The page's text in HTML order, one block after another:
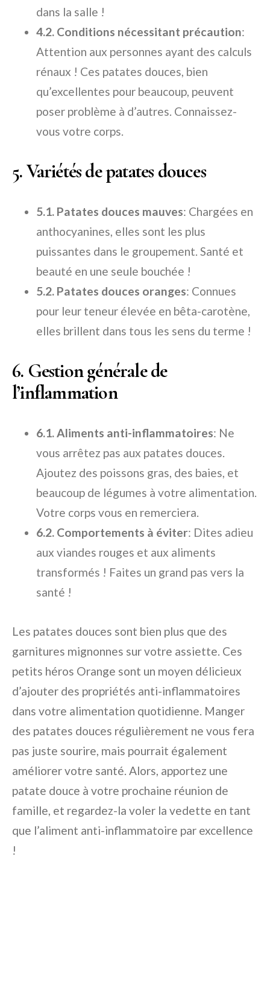
dans la salle !
4.2. Conditions nécessitant précaution:
Attention aux personnes ayant des calculs
rénaux ! Ces patates douces, bien
qu’excellentes pour beaucoup, peuvent
poser problème à d’autres. Connaissez-
vous votre corps.
5. Variétés de patates douces
5.1. Patates douces mauves: Chargées en
anthocyanines, elles sont les plus
puissantes dans le groupement. Santé et
beauté en une seule bouchée !
5.2. Patates douces oranges: Connues
pour leur teneur élevée en bêta-carotène,
elles brillent dans tous les sens du terme !
6. Gestion générale de
l’inflammation
6.1. Aliments anti-inflammatoires: Ne
vous arrêtez pas aux patates douces.
Ajoutez des poissons gras, des baies, et
beaucoup de légumes à votre alimentation.
Votre corps vous en remerciera.
6.2. Comportements à éviter: Dites adieu
aux viandes rouges et aux aliments
transformés ! Faites un grand pas vers la
santé !
Les patates douces sont bien plus que des
garnitures mignonnes sur votre assiette. Ces
petits héros Orange sont un moyen délicieux
d’ajouter des propriétés anti-inflammatoires
dans votre alimentation quotidienne. Manger
des patates douces régulièrement ne vous fera
pas juste sourire, mais pourrait également
améliorer votre santé. Alors, apportez une
patate douce à votre prochaine réunion de
famille, et regardez-la voler la vedette en tant
que l’aliment anti-inflammatoire par excellence
!